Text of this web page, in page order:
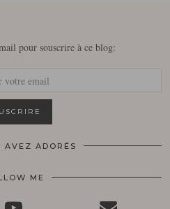
pour souscrire à ce blog:
AVEZ ADORÉS
ME